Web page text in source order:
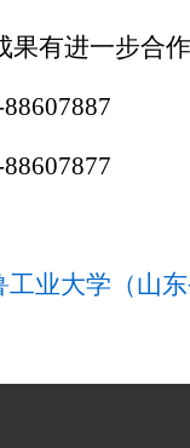
果有进一步合
工业大学（山